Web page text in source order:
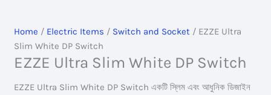
Home / Electric Items / Switch and Socket / EZZE Ultra
Slim White DP Switch
EZZE Ultra Slim White DP Switch
EZZE Ultra Slim White DP Switch একটি স্লিম এবং আধুনিক ডিজাইন